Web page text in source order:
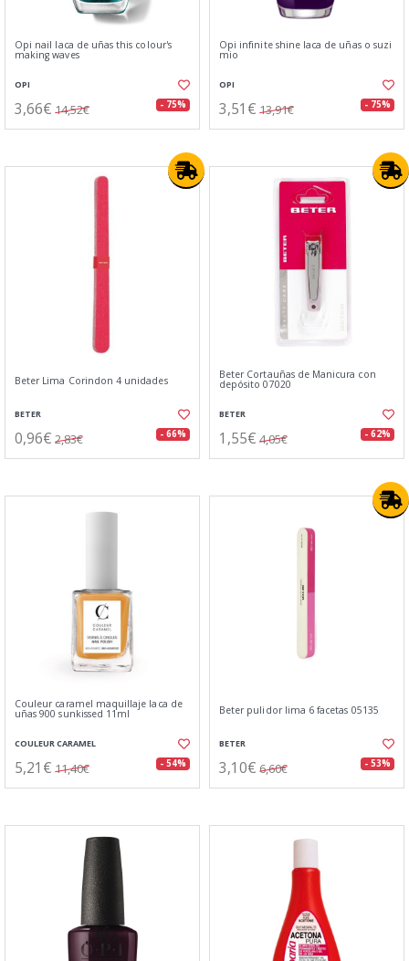
Opi nail laca de uñas this colour's
making waves
OPI
3,66€ 14,52€ - 75%
Opi infinite shine laca de uñas o suzi
mio
OPI
3,51€ 13,91€ - 75%
Beter Lima Corindon 4 unidades
BETER
0,96€ 2,83€ - 66%
Beter Cortauñas de Manicura con
depósito 07020
BETER
1,55€ 4,05€ - 62%
Couleur caramel maquillaje laca de
uñas 900 sunkissed 11ml
COULEUR CARAMEL
5,21€ 11,40€ - 54%
Beter pulidor lima 6 facetas 05135
BETER
3,10€ 6,60€ - 53%